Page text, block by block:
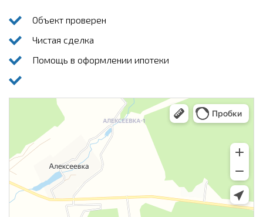
Объект проверен
Чистая сделка
Помощь в оформлении ипотеки